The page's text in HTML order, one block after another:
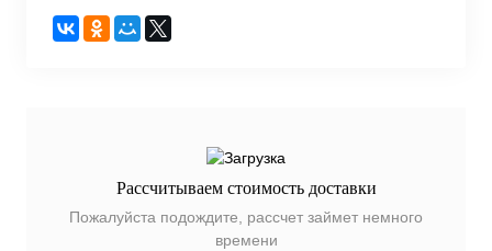
Рассчитываем стоимость доставки
Пожалуйста подождите, рассчет займет немного
времени